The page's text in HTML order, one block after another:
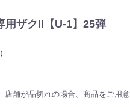
用ザクII【U-1】25弾
店舗が品切れの場合、商品をご用